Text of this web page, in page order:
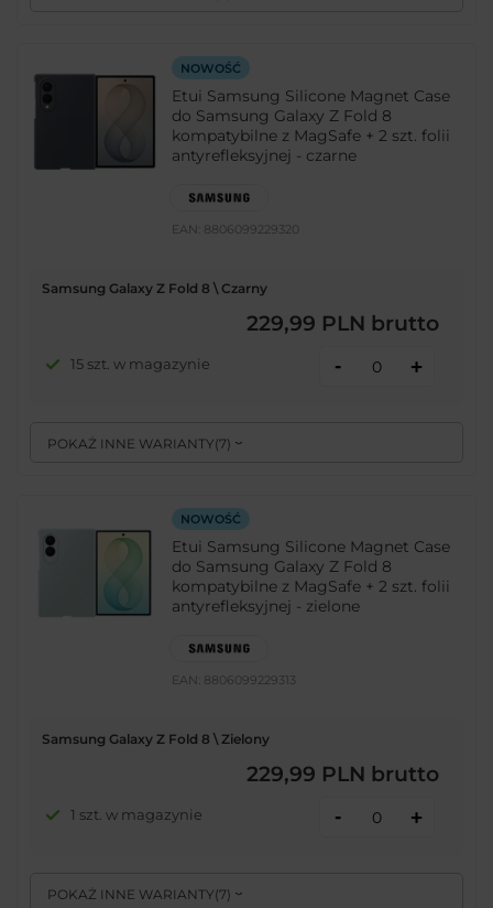
NOWOŚĆ
Etui Samsung Silicone Magnet Case
do Samsung Galaxy Z Fold 8
kompatybilne z MagSafe + 2 szt. folii
antyrefleksyjnej - czarne
EAN: 8806099229320
POKAŻ INNE WARIANTY(7)
Samsung Galaxy Z Fold 8 \ Czarny
229,99 PLN brutto
15 szt. w magazynie - +
NOWOŚĆ
Etui Samsung Silicone Magnet Case
do Samsung Galaxy Z Fold 8
kompatybilne z MagSafe + 2 szt. folii
antyrefleksyjnej - zielone
EAN: 8806099229313
POKAŻ INNE WARIANTY(7)
Samsung Galaxy Z Fold 8 \ Zielony
229,99 PLN brutto
1 szt. w magazynie - +